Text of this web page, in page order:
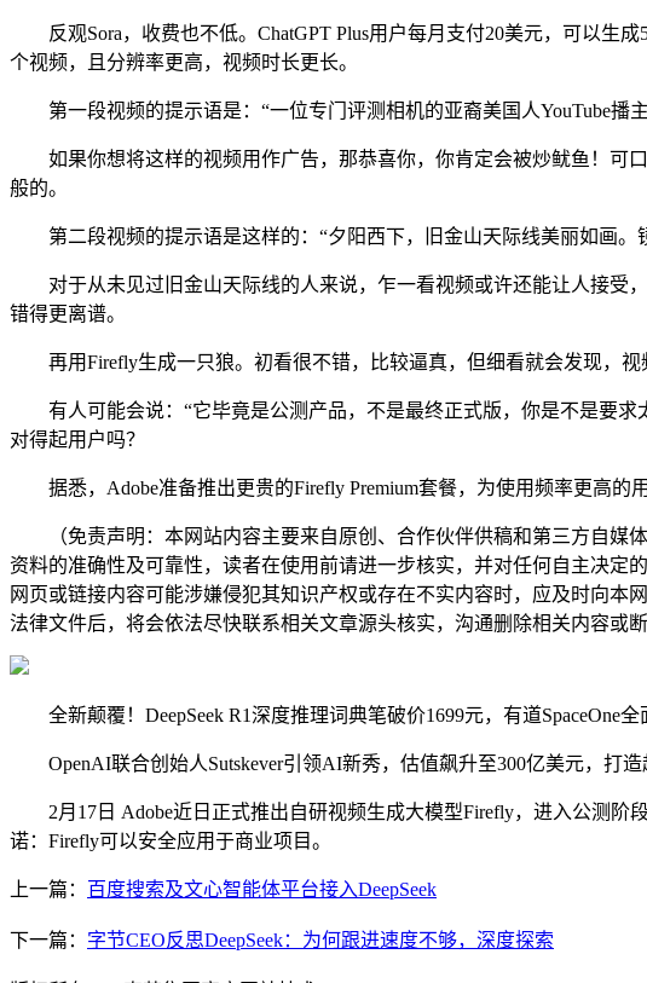
反观Sora，收费也不低。ChatGPT Plus用户每月支付20美元，可以生成
个视频，且分辨率更高，视频时长更长。
第一段视频的提示语是：“一位专门评测相机的亚裔美国人YouTube播
如果你想将这样的视频用作广告，那恭喜你，你肯定会被炒鱿鱼！可
般的。
第二段视频的提示语是这样的：“夕阳西下，旧金山天际线美丽如画。
对于从未见过旧金山天际线的人来说，乍一看视频或许还能让人接受
错得更离谱。
再用Firefly生成一只狼。初看很不错，比较逼真，但细看就会发现，视
有人可能会说：“它毕竟是公测产品，不是最终正式版，你是不是要求
对得起用户吗？
据悉，Adobe准备推出更贵的Firefly Premium套餐，为使用频率更高的
（免责声明：本网站内容主要来自原创、合作伙伴供稿和第三方自媒
资料的准确性及可靠性，读者在使用前请进一步核实，并对任何自主决
网页或链接内容可能涉嫌侵犯其知识产权或存在不实内容时，应及时向
法律文件后，将会依法尽快联系相关文章源头核实，沟通删除相关内容或断
全新颠覆！DeepSeek R1深度推理词典笔破价1699元，有道SpaceOne
OpenAI联合创始人Sutskever引领AI新秀，估值飙升至300亿美元，打造
2月17日 Adobe近日正式推出自研视频生成大模型Firefly，进入公测阶
诺：Firefly可以安全应用于商业项目。
上一篇： 百度搜索及文心智能体平台接入DeepSeek
下一篇： 字节CEO反思DeepSeek：为何跟进速度不够，深度探索